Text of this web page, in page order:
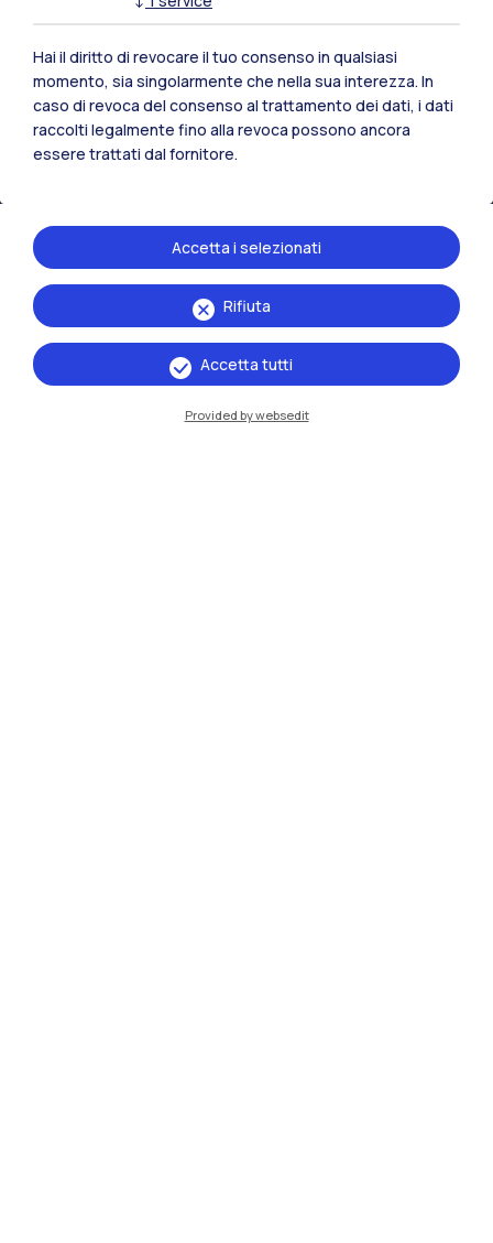
Polimi Community
Tutti i siti dell’ecosistema
Hai il diritto di revocare il tuo consenso in qualsiasi
momento, sia singolarmente che nella sua interezza. In
caso di revoca del consenso al trattamento dei dati, i dati
raccolti legalmente fino alla revoca possono ancora
essere trattati dal fornitore.
Rifiuta
Accetta i selezionati
Accetta tutti
Provided by websedit